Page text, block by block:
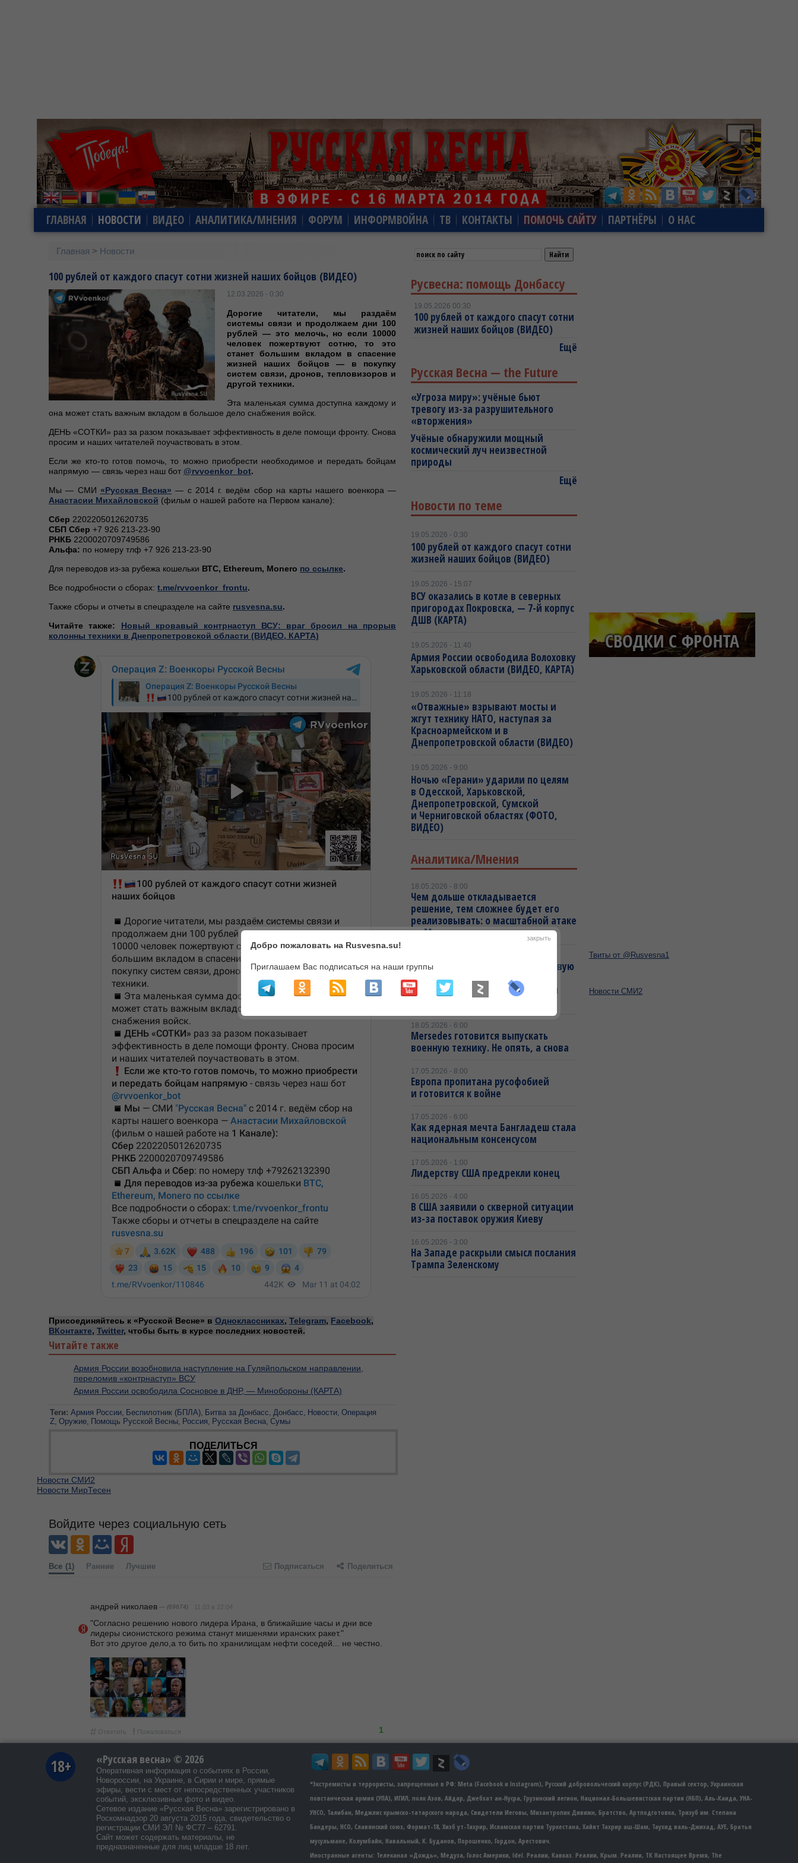
ГЛАВНАЯ НОВОСТИ ВИДЕО АНАЛИТИКА/МНЕНИЯ ФОРУМ ИНФОРМВОЙНА ТВ КОНТАКТЫ ПОМОЧЬ САЙТУ ПАРТНЁРЫ О НАС
Главная > Новости
100 рублей от каждого спасут сотни жизней наших бойцов (ВИДЕО)
12.03.2026 - 0:30
Дорогие читатели, мы раздаём
системы связи и продолжаем дни 100
рублей — это мелочь, но если 10000
человек пожертвуют сотню, то это
станет большим вкладом в спасение
жизней наших бойцов — в покупку
систем связи, дронов, тепловизоров и
другой техники.
Эта маленькая сумма доступна каждому и
она может стать важным вкладом в большое дело снабжения войск.
ДЕНЬ «СОТКИ» раз за разом показывает эффективность в деле помощи фронту. Снова
просим и наших читателей поучаствовать в этом.
Если же кто-то готов помочь, то можно приобрести необходимое и передать бойцам
напрямую — связь через наш бот @rvvoenkor_bot.
Мы — СМИ «Русская Весна» — с 2014 г. ведём сбор на карты нашего военкора —
Анастасии Михайловской (фильм о нашей работе на Первом канале):
Сбер 2202205012620735
СБП Сбер +7 926 213-23-90
РНКБ 2200020709749586
Альфа: по номеру тлф +7 926 213-23-90
Для переводов из-за рубежа кошельки ВТС, Ethereum, Monero по ссылке.
Все подробности о сборах: t.me/rvvoenkor_frontu.
Также сборы и отчеты в спецразделе на сайте rusvesna.su.
Читайте также: Новый кровавый контрнаступ ВСУ: враг бросил на прорыв
колонны техники в Днепропетровской области (ВИДЕО, КАРТА)
Присоединяйтесь к «Русской Весне» в Одноклассниках, Telegram, Facebook,
ВКонтакте, Twitter, чтобы быть в курсе последних новостей.
Читайте также
Армия России возобновила наступление на Гуляйпольском направлении,
переломив «контрнаступ» ВСУ
Армия России освободила Сосновое в ДНР, — Минобороны (КАРТА)
Теги: Армия России Беспилотник (БПЛА) Битва за Донбасс Донбасс Новости Операция
Z Оружие Помощь Русской Весны Россия Русская Весна Сумы
ПОДЕЛИТЬСЯ
Новости СМИ2
Новости МирТесен
Войдите через социальную сеть
Все (1) Ранние Лучшие Подписаться Поделиться
андpeй николаев — (69674) 11.03 в 22:04
"Согласно решению нового лидера Ирана, в ближайшие часы и дни все
лидеры сионистского режима станут мишенями иранских ракет."
Вот это другое дело,а то бить по хранилищам нефти соседей... не честно.
# Ответить ! Пожаловаться 1
Русвесна: помощь Донбассу
19.05.2026 00:30
100 рублей от каждого спасут сотни
жизней наших бойцов (ВИДЕО)
Ещё
Русская Весна — the Future
«Угроза миру»: учёные бьют
тревогу из-за разрушительного
«вторжения»
Учёные обнаружили мощный
космический луч неизвестной
природы
Ещё
Новости по теме
19.05.2026 - 0:30
100 рублей от каждого спасут сотни
жизней наших бойцов (ВИДЕО)
19.05.2026 - 15:07
ВСУ оказались в котле в северных
пригородах Покровска, — 7-й корпус
ДШВ (КАРТА)
19.05.2026 - 11:40
Армия России освободила Волоховку
Харьковской области (ВИДЕО, КАРТА)
19.05.2026 - 11:18
«Отважные» взрывают мосты и
жгут технику НАТО, наступая за
Красноармейском и в
Днепропетровской области (ВИДЕО)
19.05.2026 - 9:00
Ночью «Герани» ударили по целям
в Одесской, Харьковской,
Днепропетровской, Сумской
и Черниговской областях (ФОТО,
ВИДЕО)
Аналитика/Мнения
18.05.2026 - 8:00
Чем дольше откладывается
решение, тем сложнее будет его
реализовывать: о масштабной атаке
на Москву
Европейский кризис входит в новую
фазу: к энергетическому удару
с Ближнего Востока добавляется
украинский фактор
18.05.2026 - 6:00
Mersedes готовится выпускать
военную технику. Не опять, а снова
17.05.2026 - 8:00
Европа пропитана русофобией
и готовится к войне
17.05.2026 - 6:00
Как ядерная мечта Бангладеш стала
национальным консенсусом
17.05.2026 - 1:00
Лидерству США предрекли конец
16.05.2026 - 4:00
В США заявили о скверной ситуации
из-за поставок оружия Киеву
16.05.2026 - 3:00
На Западе раскрыли смысл послания
Трампа Зеленскому
Твиты от @Rusvesna1
Новости СМИ2
18+ «Русская весна» © 2026
Оперативная информация о событиях в России,
Новороссии, на Украине, в Сирии и мире, прямые
эфиры, вести с мест от непосредственных участников
событий, эксклюзивные фото и видео.
Сетевое издание «Русская Весна» зарегистрировано в
Роскомнадзор 20 августа 2015 года, свидетельство о
регистрации СМИ ЭЛ № ФС77 – 62791.
Сайт может содержать материалы, не
предназначенные для лиц младше 18 лет.
*Экстремисты и террористы, запрещенные в РФ: Meta (Facebook и Instagram), Русский добровольческий корпус (РДК), Правый сектор, Украинская
повстанческая армия (УПА), ИГИЛ, полк Азов, Айдар, Джебхат ан-Нусра, Грузинский легион, Национал-Большевистская партия (НБП), Аль-Каида, УНА-
УНСО, Талибан, Меджлис крымско-татарского народа, Свидетели Иеговы, Мизантропик Дивижн, Братство, Артподготовка, Тризуб им. Степана
Бандеры​​, НСО, Славянский союз, Формат-18, Хизб ут-Тахрир, Исламская партия Туркестана, Хайят Тахрир аш-Шам, Таухид валь-Джихад, АУЕ, Братья
мусульмане, Колумбайн, Навальный, К. Буданов, Порошенко, Гордон, Арестович.
Иностранные агенты: Телеканал «Дождь», Медуза, Голос Америки, Idel. Реалии, Кавказ. Реалии, Крым. Реалии, ТК Настоящее Время, The
закрыть
Добро пожаловать на Rusvesna.su!
Приглашаем Вас подписаться на наши группы